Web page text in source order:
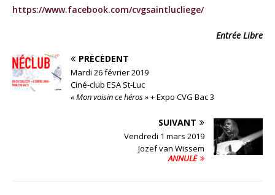
https://www.facebook.com/cvgsaintlucliege/
Entrée Libre
PRÉCÉDENT
Mardi 26 février 2019
Ciné-club ESA St-Luc
« Mon voisin ce héros »+ Expo CVG Bac 3
SUIVANT
Vendredi 1 mars 2019
Jozef van Wissem
ANNULÉ